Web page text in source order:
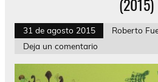
(2015)
31 de agosto 2015
Roberto
Deja un comentario